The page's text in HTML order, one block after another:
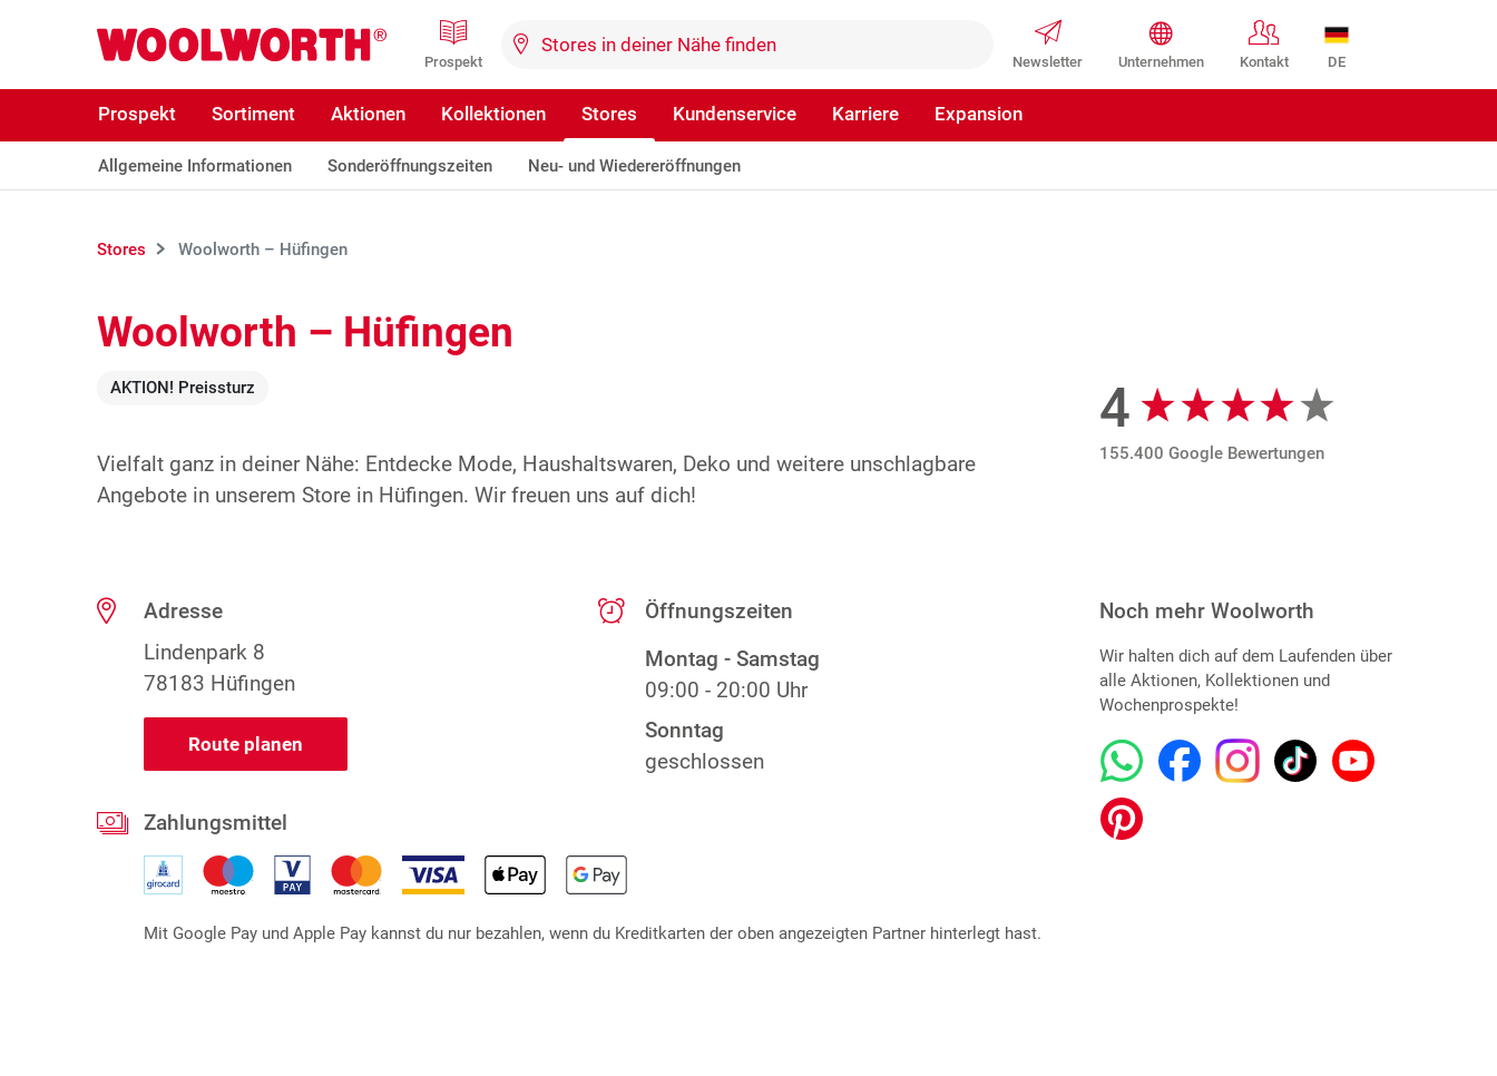
Woolworth GmbH DE
Prospekt Newsletter Unternehmen Kontakt
Prospekt Sortiment Aktionen Kollektionen Stores Kundenservice Karriere Expansion
Allgemeine Informationen Sonderöffnungszeiten Neu- und Wiedereröffnungen
Stores Woolworth – Hüfingen
Woolworth – Hüfingen
AKTION! Preissturz
Vielfalt ganz in deiner Nähe: Entdecke Mode, Haushaltswaren, Deko und weitere unschlagbare
Angebote in unserem Store in Hüfingen. Wir freuen uns auf dich!
Google Bewertungen
4
155.400 Google Bewertungen
Adresse
Lindenpark 8
78183 Hüfingen
Route planen
Öffnungszeiten
Montag - Samstag
09:00 - 20:00 Uhr
Sonntag
geschlossen
Zahlungsmittel
Mit Google Pay und Apple Pay kannst du nur bezahlen, wenn du Kreditkarten der oben angezeigten Partner hinterlegt hast.
Noch mehr Woolworth
Wir halten dich auf dem Laufenden über
alle Aktionen, Kollektionen und
Wochenprospekte!